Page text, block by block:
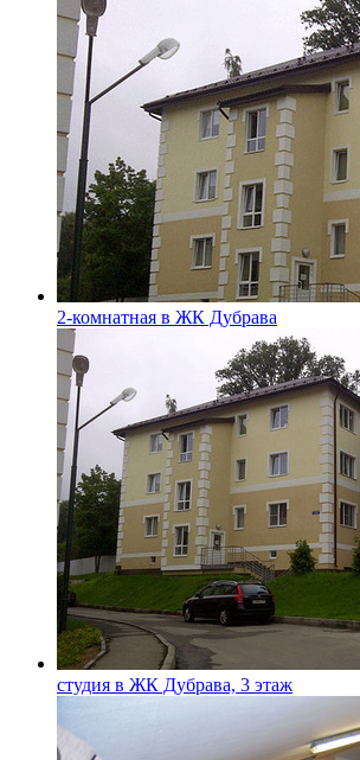
2-комнатная в ЖК Дубрава
студия в ЖК Дубрава, 3 этаж